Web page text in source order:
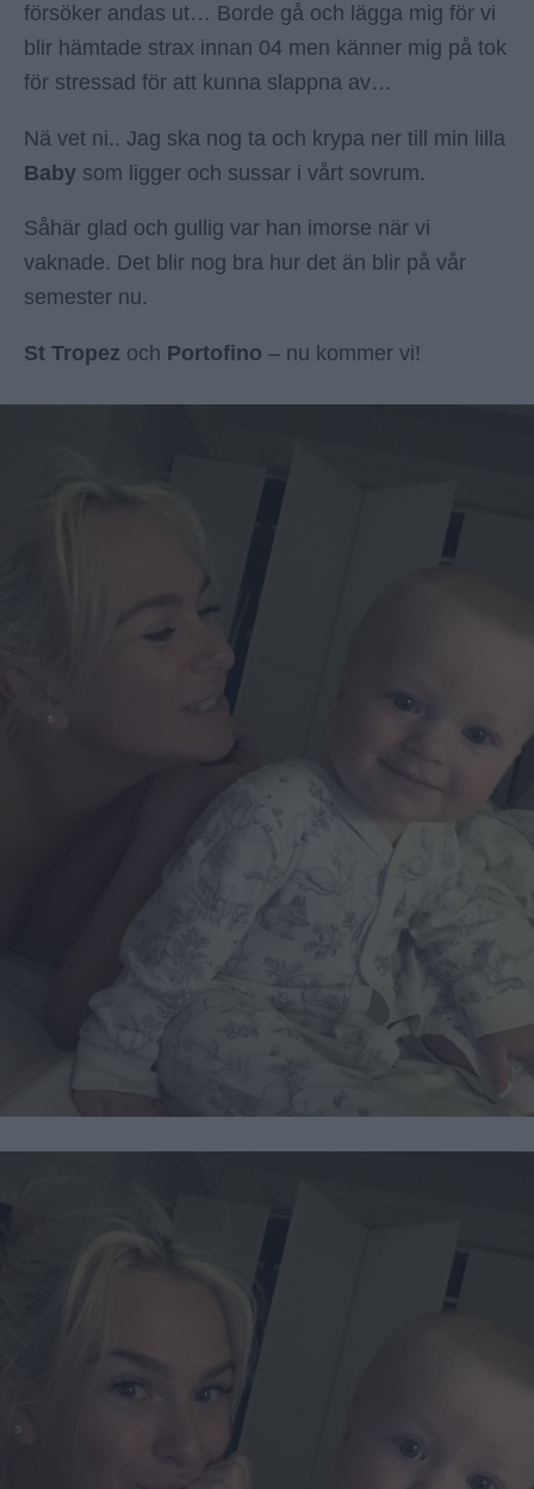
försöker andas ut… Borde gå och lägga mig för vi
blir hämtade strax innan 04 men känner mig på tok
för stressad för att kunna slappna av…
Nä vet ni.. Jag ska nog ta och krypa ner till min lilla
Baby som ligger och sussar i vårt sovrum.
Såhär glad och gullig var han imorse när vi
vaknade. Det blir nog bra hur det än blir på vår
semester nu.
St Tropez och Portofino – nu kommer vi!